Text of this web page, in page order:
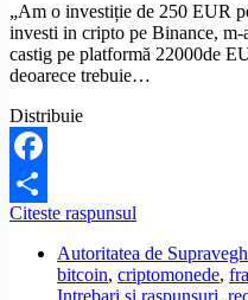
„Am o investiție de 250 EUR
investi in cripto pe Binance,
castig pe platformă 22000de
deoarece trebuie…
Distribuie
Facebook
Partajează
Citeste raspunsul
investitie
in
Autoritatea de
bitcoin, criptomonede,
Intrebari si raspunsuri,